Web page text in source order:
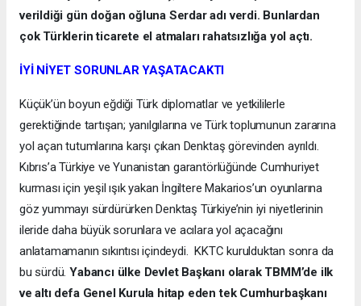
verildiği gün doğan oğluna Serdar adı verdi. Bunlardan
çok Türklerin ticarete el atmaları rahatsızlığa yol açtı.
İYİ NİYET SORUNLAR YAŞATACAKTI
Küçük’ün boyun eğdiği Türk diplomatlar ve yetkililerle
gerektiğinde tartışan; yanılgılarına ve Türk toplumunun zararına
yol açan tutumlarına karşı çıkan Denktaş görevinden ayrıldı.
Kıbrıs’a Türkiye ve Yunanistan garantörlüğünde Cumhuriyet
kurması için yeşil ışık yakan İngiltere Makarios’un oyunlarına
göz yummayı sürdürürken Denktaş Türkiye’nin iyi niyetlerinin
ileride daha büyük sorunlara ve acılara yol açacağını
anlatamamanın sıkıntısı içindeydi. KKTC kurulduktan sonra da
bu sürdü.Yabancı ülke Devlet Başkanı olarak TBMM’de ilk
ve altı defa Genel Kurula hitap eden tek Cumhurbaşkanı